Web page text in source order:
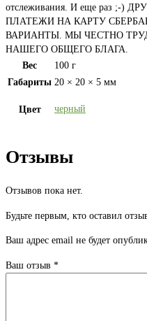
отслеживания. И еще раз ;-)
ПЛАТЕЖИ НА КАРТУ
ВАРИАНТЫ. МЫ ЧЕСТНО
НАШЕГО ОБЩЕГО БЛАГА.
Вес
100 г
Габариты 20 × 20 × 5 мм
Цвет черный
Отзывы
Отзывов пока нет.
Будьте первым, кто оставил
Ваш адрес email не будет
Ваш отзыв *